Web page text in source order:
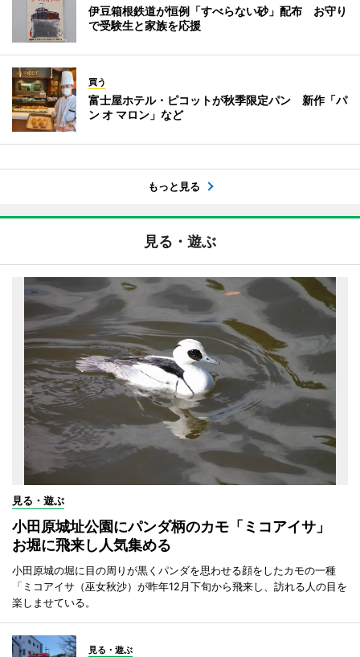
伊豆箱根鉄道が恒例「すべらない砂」配布 お守り
で受験生と家族を応援
買う
富士屋ホテル・ピコットが秋季限定パン 新作「パ
ン オ マロン」など
もっと見る
見る・遊ぶ
見る・遊ぶ
小田原城址公園にパンダ柄のカモ「ミコアイサ」
お堀に飛来し人気集める
小田原城の堀に目の周りが黒くパンダを思わせる顔をしたカモの一種
「ミコアイサ（巫女秋沙）が昨年12月下旬から飛来し、訪れる人の目を
楽しませている。
見る・遊ぶ